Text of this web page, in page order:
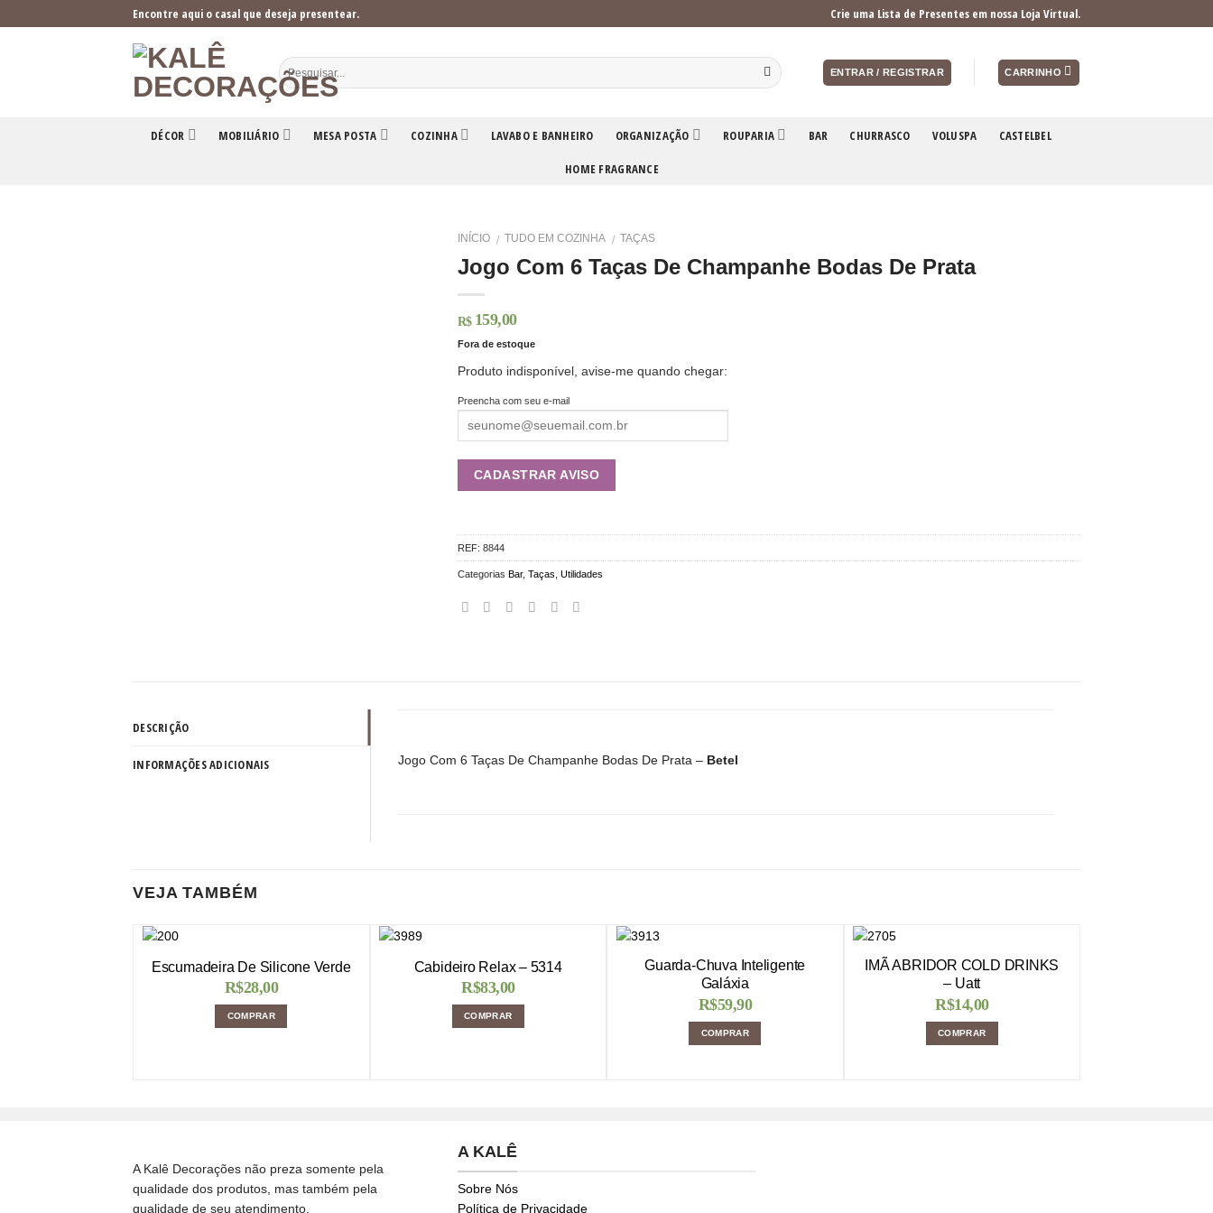
to
Encontre aqui o casal que deseja presentear. Crie uma Lista de Presentes em nossa Loja Virtual.
ENTRAR / REGISTRAR CARRINHO
DÉCOR MOBILIÁRIO MESA POSTA COZINHA LAVABO E BANHEIRO ORGANIZAÇÃO ROUPARIA BAR CHURRASCO VOLUSPA CASTELBEL
HOME FRAGRANCE
INÍCIO / TUDO EM COZINHA / TAÇAS
Jogo Com 6 Taças De Champanhe Bodas De Prata
R$ 159,00
Fora de estoque
Produto indisponível, avise-me quando chegar:
Preencha com seu e-mail
REF: 8844
Categorias Bar, Taças Utilidades
DESCRIÇÃO
INFORMAÇÕES ADICIONAIS Jogo Com 6 Taças De Champanhe Bodas De Prata – Betel
VEJA TAMBÉM
Escumadeira De Silicone Verde
R$28,00
COMPRAR
Cabideiro Relax – 5314
R$83,00
COMPRAR
Guarda-Chuva Inteligente
Galáxia
R$59,90
COMPRAR
IMÃ ABRIDOR COLD DRINKS
– Uatt
R$14,00
COMPRAR
A Kalê Decorações não preza somente pela
qualidade dos produtos, mas também pela
qualidade de seu atendimento.
A KALÊ
Sobre Nós
Política de Privacidade